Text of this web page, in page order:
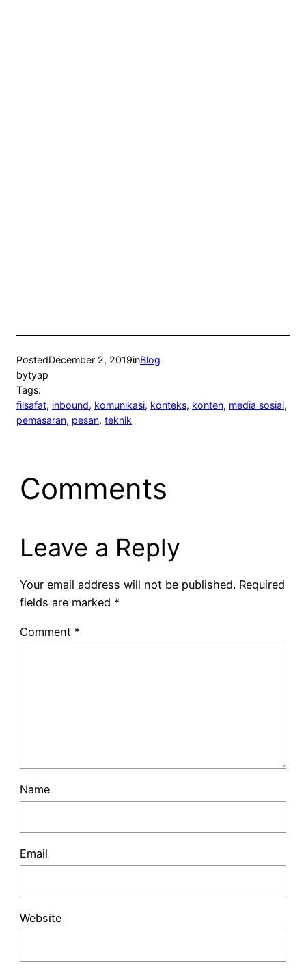
PostedDecember 2, 2019inBlog
bytyap
Tags:
filsafat, inbound, komunikasi, konteks, konten, media sosial
pemasaran, pesan, teknik
Comments
Leave a Reply
Your email address will not be published. Required
fields are marked *
Comment *
Name
Email
Website